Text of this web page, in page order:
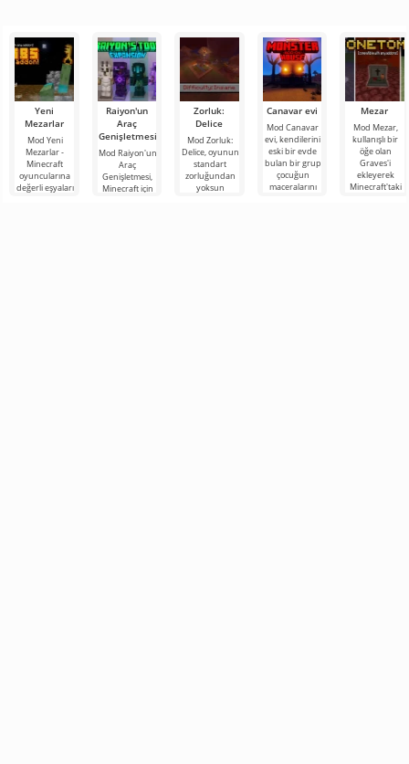
Yeni
Mezarlar
Mod Yeni
Mezarlar -
Minecraft
oyuncularına
değerli eşyaları
Raiyon'un
Araç
Genişletmesi
Mod Raiyon'un
Araç
Genişletmesi,
Minecraft için
Zorluk:
Delice
Mod Zorluk:
Delice, oyunun
standart
zorluğundan
yoksun
Canavar evi
Mod Canavar
evi, kendilerini
eski bir evde
bulan bir grup
çocuğun
maceralarını
Mezar
Mod Mezar,
kullanışlı bir
öğe olan
Graves'i
ekleyerek
Minecraft'taki